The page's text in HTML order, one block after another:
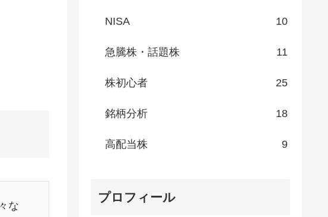
な
NISA 10
急騰株・話題株 11
株初心者 25
銘柄分析 18
高配当株 9
プロフィール